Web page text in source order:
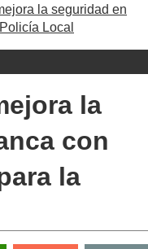
la seguridad en
Local
la
con
la